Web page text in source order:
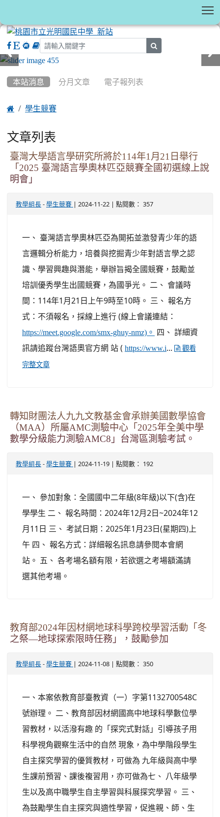
本站消息 分月文章 電子報列表
 學生競賽
文章列表
臺灣大學語言學研究所將於114年1月21日舉行
「2025 臺灣語言學奧林匹亞競賽全國初選線上說
明會」
教學組長 - 學生競賽 | 2024-11-22 | 點閱數： 357
一、 臺灣語言學奧林匹亞為開拓並激發青少年的語
言邏輯分析能力，培養與挖掘青少年對語言學之認
識、學習興趣與潛能，舉辦旨揭全國競賽，鼓勵並
培訓優秀學生出國競賽，為國爭光。 二、 會議時
間：114年1月21日上午9時至10時。 三、 報名方
式：不須報名，採線上進行 (線上會議連結：
https://meet.google.com/smx-ghuy-nmz)。
四、 詳細資
訊請追蹤台灣語奧官方網 站 ( https://www.i... 觀看
完整文章
轉知財團法人九九文教基金會承辦美國數學協會
（MAA）所屬AMC測驗中心「2025年全美中學
數學分級能力測驗AMC8」台灣區測驗考試。
教學組長 - 學生競賽 | 2024-11-19 | 點閱數： 192
一、 參加對象：全國國中二年級(8年級)以下(含)在
學學生 二、 報名時間：2024年12月2日~2024年12
月11日 三、 考試日期：2025年1月23日(星期四)上
午 四、 報名方式：詳細報名訊息請參閱本會網
站。 五、 各考場名額有限，若欲選之考場額滿請
選其他考場。
教育部2024年因材網地球科學跨校學習活動「冬
之祭—地球探索限時任務」，鼓勵參加
教學組長 - 學生競賽 | 2024-11-08 | 點閱數： 350
一、本案依教育部臺教資（一）字第1132700548C
號辦理。 二、教育部因材網國高中地球科學數位學
習教材，以活潑有趣 的「探究式對話」引導孩子用
科學視角觀察生活中的自然 現象，為中學階段學生
自主探究學習的優質教材，可做為 九年級與高中學
生課前預習、課後複習用，亦可做為七、 八年級學
生以及高中職學生自主學習與科展探究學習。 三、
為鼓勵學生自主探究與適性學習，促進親、師、生